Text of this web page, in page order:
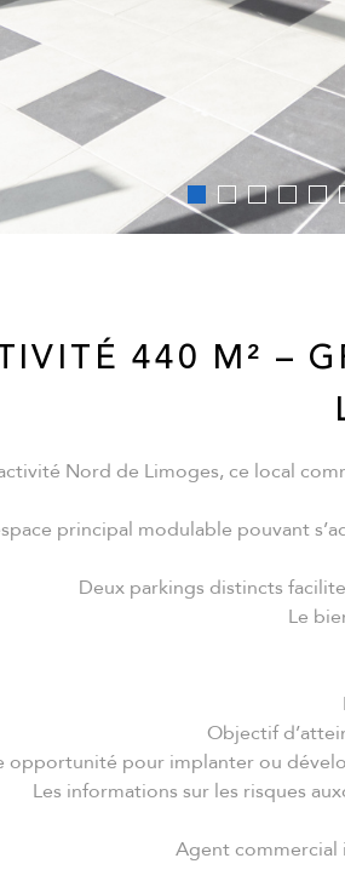
440 M² –
Nord de Limoges, ce local
principal modulable pouvant
Deux parkings distincts
Le
Objectif
opportunité pour implanter ou
Les informations sur les risques
Agent commercial